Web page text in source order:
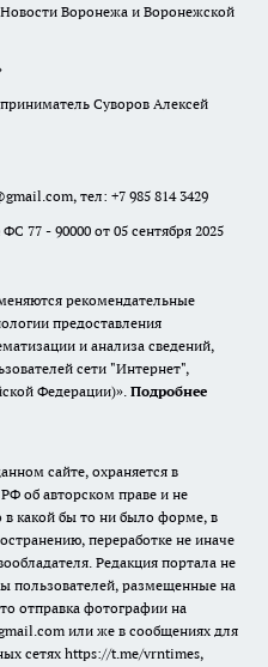
Воронежа и Воронежской
Суворов Алексей
тел: +7 985 814 3429
77 - 90000 от 05 сентября 2025
рекомендательные
предоставления
и анализа сведений,
сети "Интернет",
Федерации)». Подробнее
сайте, охраняется в
об авторском праве и не
какой бы то ни было форме, в
переработке не иначе
Редакция портала не
пользователей, размещенные на
отправка фотографии на
или же в сообщениях для
сетях https://t.me/vrntimes,